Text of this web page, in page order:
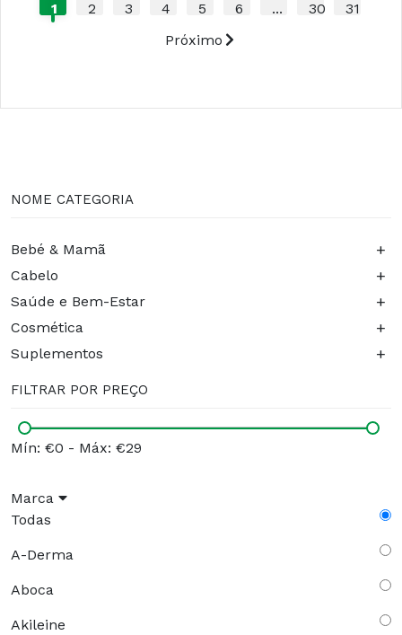
1 2 3 4 5 6 ... 30
31
Próximo
NOME CATEGORIA
Bebé & Mamã +
Cabelo +
Saúde e Bem-Estar +
Cosmética +
Suplementos +
FILTRAR POR PREÇO
Mín: €0 - Máx: €29
Marca
Todas
A-Derma
Aboca
Akileine